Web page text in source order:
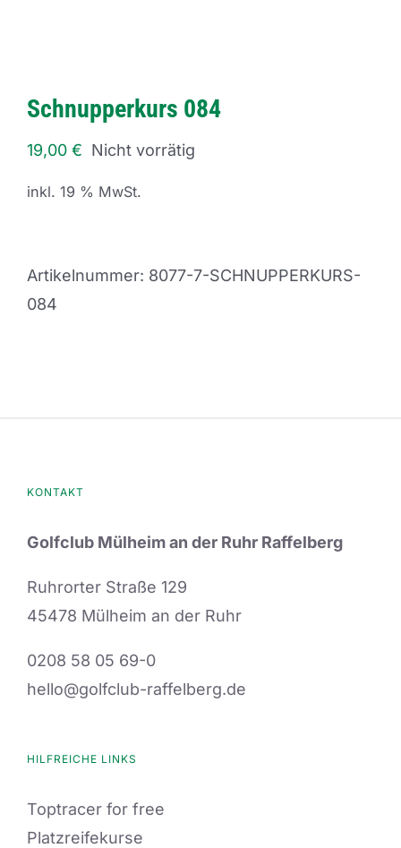
Schnupperkurs 084
19,00 € Nicht vorrätig
inkl. 19 % MwSt.
Artikelnummer: 8077-7-SCHNUPPERKURS-
084
KONTAKT
Golfclub Mülheim an der Ruhr Raffelberg
Ruhrorter Straße 129
45478 Mülheim an der Ruhr
0208 58 05 69-0
hello@golfclub-raffelberg.de
HILFREICHE LINKS
Toptracer for free
Platzreifekurse